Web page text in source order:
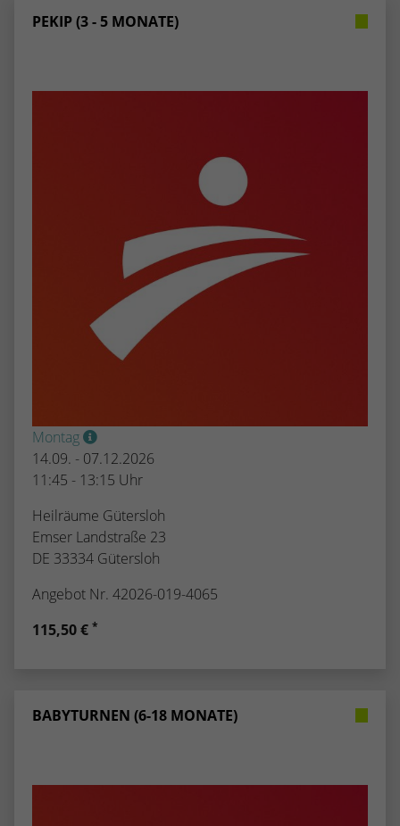
PEKIP (3 - 5 MONATE)
Montag
14.09. - 07.12.2026
11:45 - 13:15 Uhr
Heilräume Gütersloh
Emser Landstraße 23
DE 33334 Gütersloh
Angebot Nr. 42026-019-4065
115,50 € *
BABYTURNEN (6-18 MONATE)